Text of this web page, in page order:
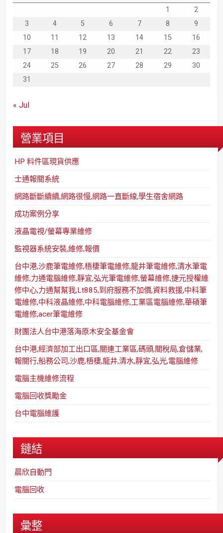
1
2
3
4 5 6 7 8
9
10
11 12 13 14 15
16
17
18 19 20 21 22
23
24
25 26 27 28 29
30
31
« Jul
營業項目
HP 料件區現貨供應
士通報關系統
網路斷斷續續,網路很慢,網路一直斷線,學生宿舍網路
成功案例分享
液晶電視/螢幕專業維修
監視器系統安裝,維修,報價
台中港,沙鹿筆電維修,梧棲筆電維修,龍井筆電維修,清水筆電
維修,力通電腦維修,靜宜,弘光筆電維修,螢幕維修,捷元授權維
修中心,力通幫幫我,Lt885,到府服務不加價,資料救援,中科筆
電維修,中科液晶維修,中科電腦維修,工業區電腦維修,華碩筆
電維修,acer筆電維修
財團法人台中港落海原木安全基金會
台中港,經濟部加工出口區,關連工業區,碼頭,關稅局,倉儲業,
報關行,船務公司,沙鹿,梧棲,龍井,清水,靜宜,弘光,電腦維修
電腦主機維修流程
電腦回收獎勵金
台中電腦維護
鏈結
晨欣自動門
電腦回收
彙整